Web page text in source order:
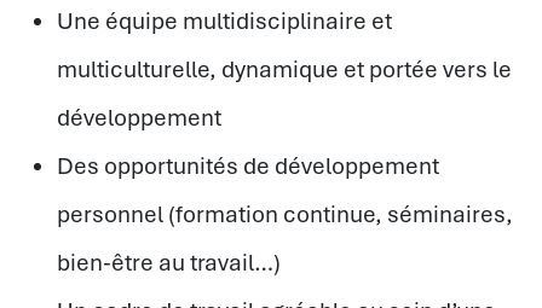
Une équipe multidisciplinaire et
multiculturelle, dynamique et portée vers le
développement
Des opportunités de développement
personnel (formation continue, séminaires,
bien-être au travail…)